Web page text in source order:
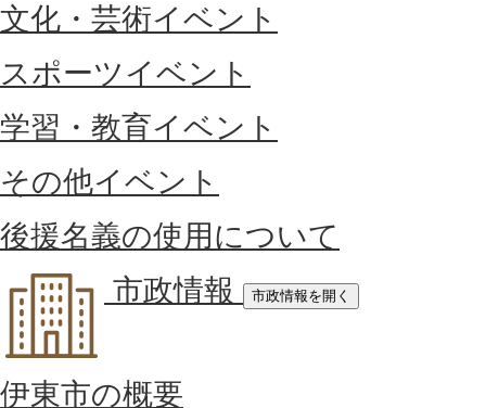
文化・芸術イベント
スポーツイベント
学習・教育イベント
その他イベント
後援名義の使用について
市政情報
市政情報を開く
伊東市の概要